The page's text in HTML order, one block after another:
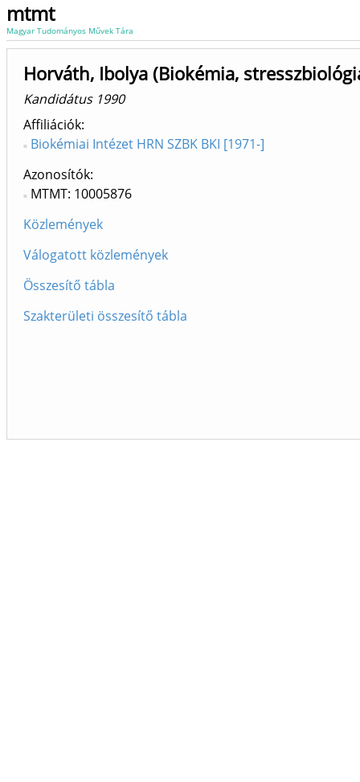
mtmt
Magyar Tudományos Művek Tára
Horváth, Ibolya (Biokémia,
Kandidátus 1990
Affiliációk
Biokémiai Intézet HRN SZBK BKI [1971-]
Azonosítók
MTMT: 10005876
Közlemények
Válogatott közlemények
Összesítő tábla
Szakterületi összesítő tábla